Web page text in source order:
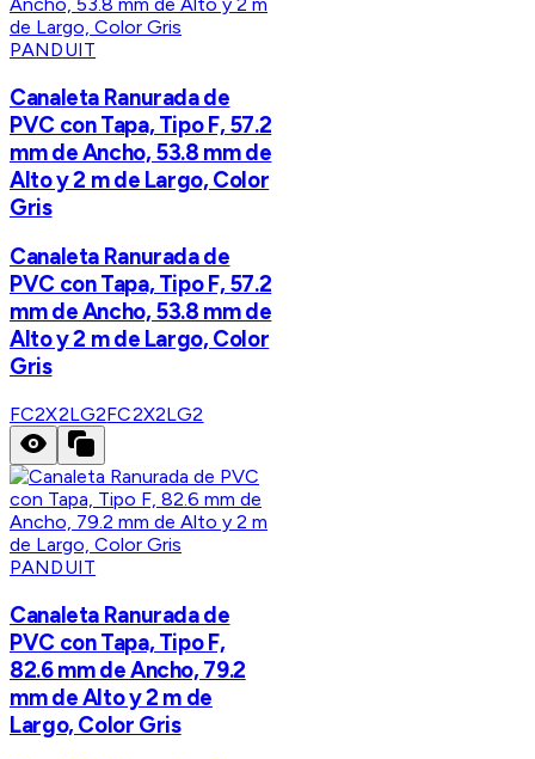
PANDUIT
Canaleta Ranurada de
PVC con Tapa, Tipo F, 57.2
mm de Ancho, 53.8 mm de
Alto y 2 m de Largo, Color
Gris
Canaleta Ranurada de
PVC con Tapa, Tipo F, 57.2
mm de Ancho, 53.8 mm de
Alto y 2 m de Largo, Color
Gris
FC2X2LG2FC2X2LG2
PANDUIT
Canaleta Ranurada de
PVC con Tapa, Tipo F,
82.6 mm de Ancho, 79.2
mm de Alto y 2 m de
Largo, Color Gris